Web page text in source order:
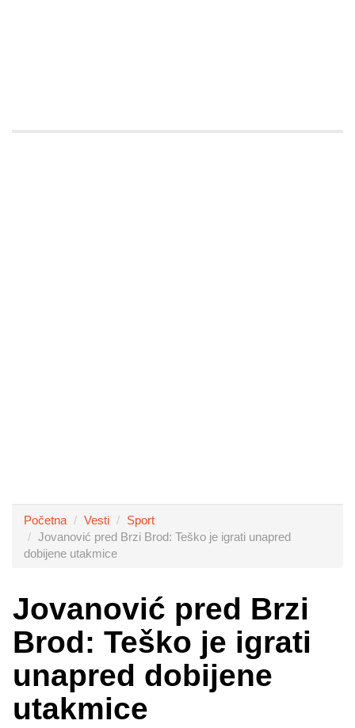
Početna Vesti
Sport
Jovanović pred Brzi Brod: Teško je igrati unapred
dobijene utakmice
Jovanović pred Brzi
Brod: Teško je igrati
unapred dobijene
utakmice